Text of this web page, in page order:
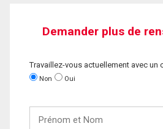
Demander plus de
Travaillez-vous actuellement avec un
Non Oui